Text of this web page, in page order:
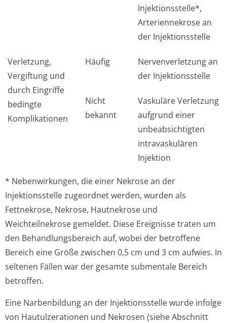
Injektionsstelle*,
Arteriennekrose an
der Injektionsstelle
Verletzung,
Vergiftung und
durch Eingriffe
bedingte
Komplikationen
Häufig
Nervenverletzung an
der Injektionsstelle
Nicht
bekannt
Vaskuläre Verletzung
aufgrund einer
unbeabsichtigten
intravaskulären
Injektion
* Nebenwirkungen, die einer Nekrose an der
Injektionsstelle zugeordnet werden, wurden als
Fettnekrose, Nekrose, Hautnekrose und
Weichteilnekrose gemeldet. Diese Ereignisse traten um
den Behandlungsbereich auf, wobei der betroffene
Bereich eine Größe zwischen 0,5 cm und 3 cm aufwies. In
seltenen Fällen war der gesamte submentale Bereich
betroffen.
Eine Narbenbildung an der Injektionsstelle wurde infolge
von Hautulzerationen und Nekrosen (siehe Abschnitt